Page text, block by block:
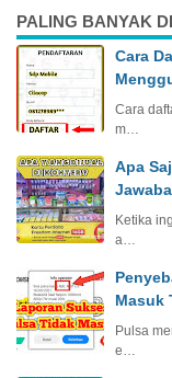
PALING BANYAK
Cara
Cara
m…
Apa
Ketika
a…
Masuk
Pulsa
e…